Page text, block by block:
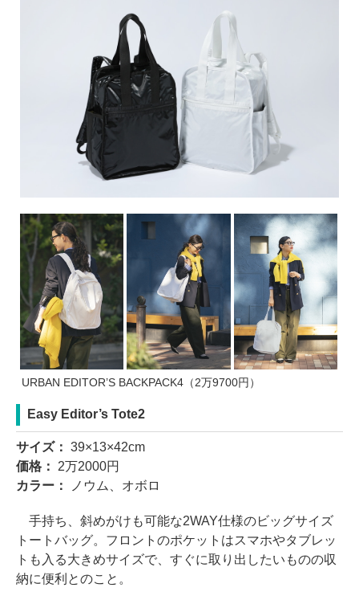
URBAN EDITOR’S BACKPACK4（2万9700円）
Easy Editor’s Tote2
サイズ： 39×13×42cm
価格： 2万2000円
カラー：
ノウム、オボロ
手持ち、斜めがけも可能な2WAY仕様のビッグサイズ
トートバッグ。フロントのポケットはスマホやタブレッ
トも入る大きめサイズで、すぐに取り出したいものの収
納に便利とのこと。